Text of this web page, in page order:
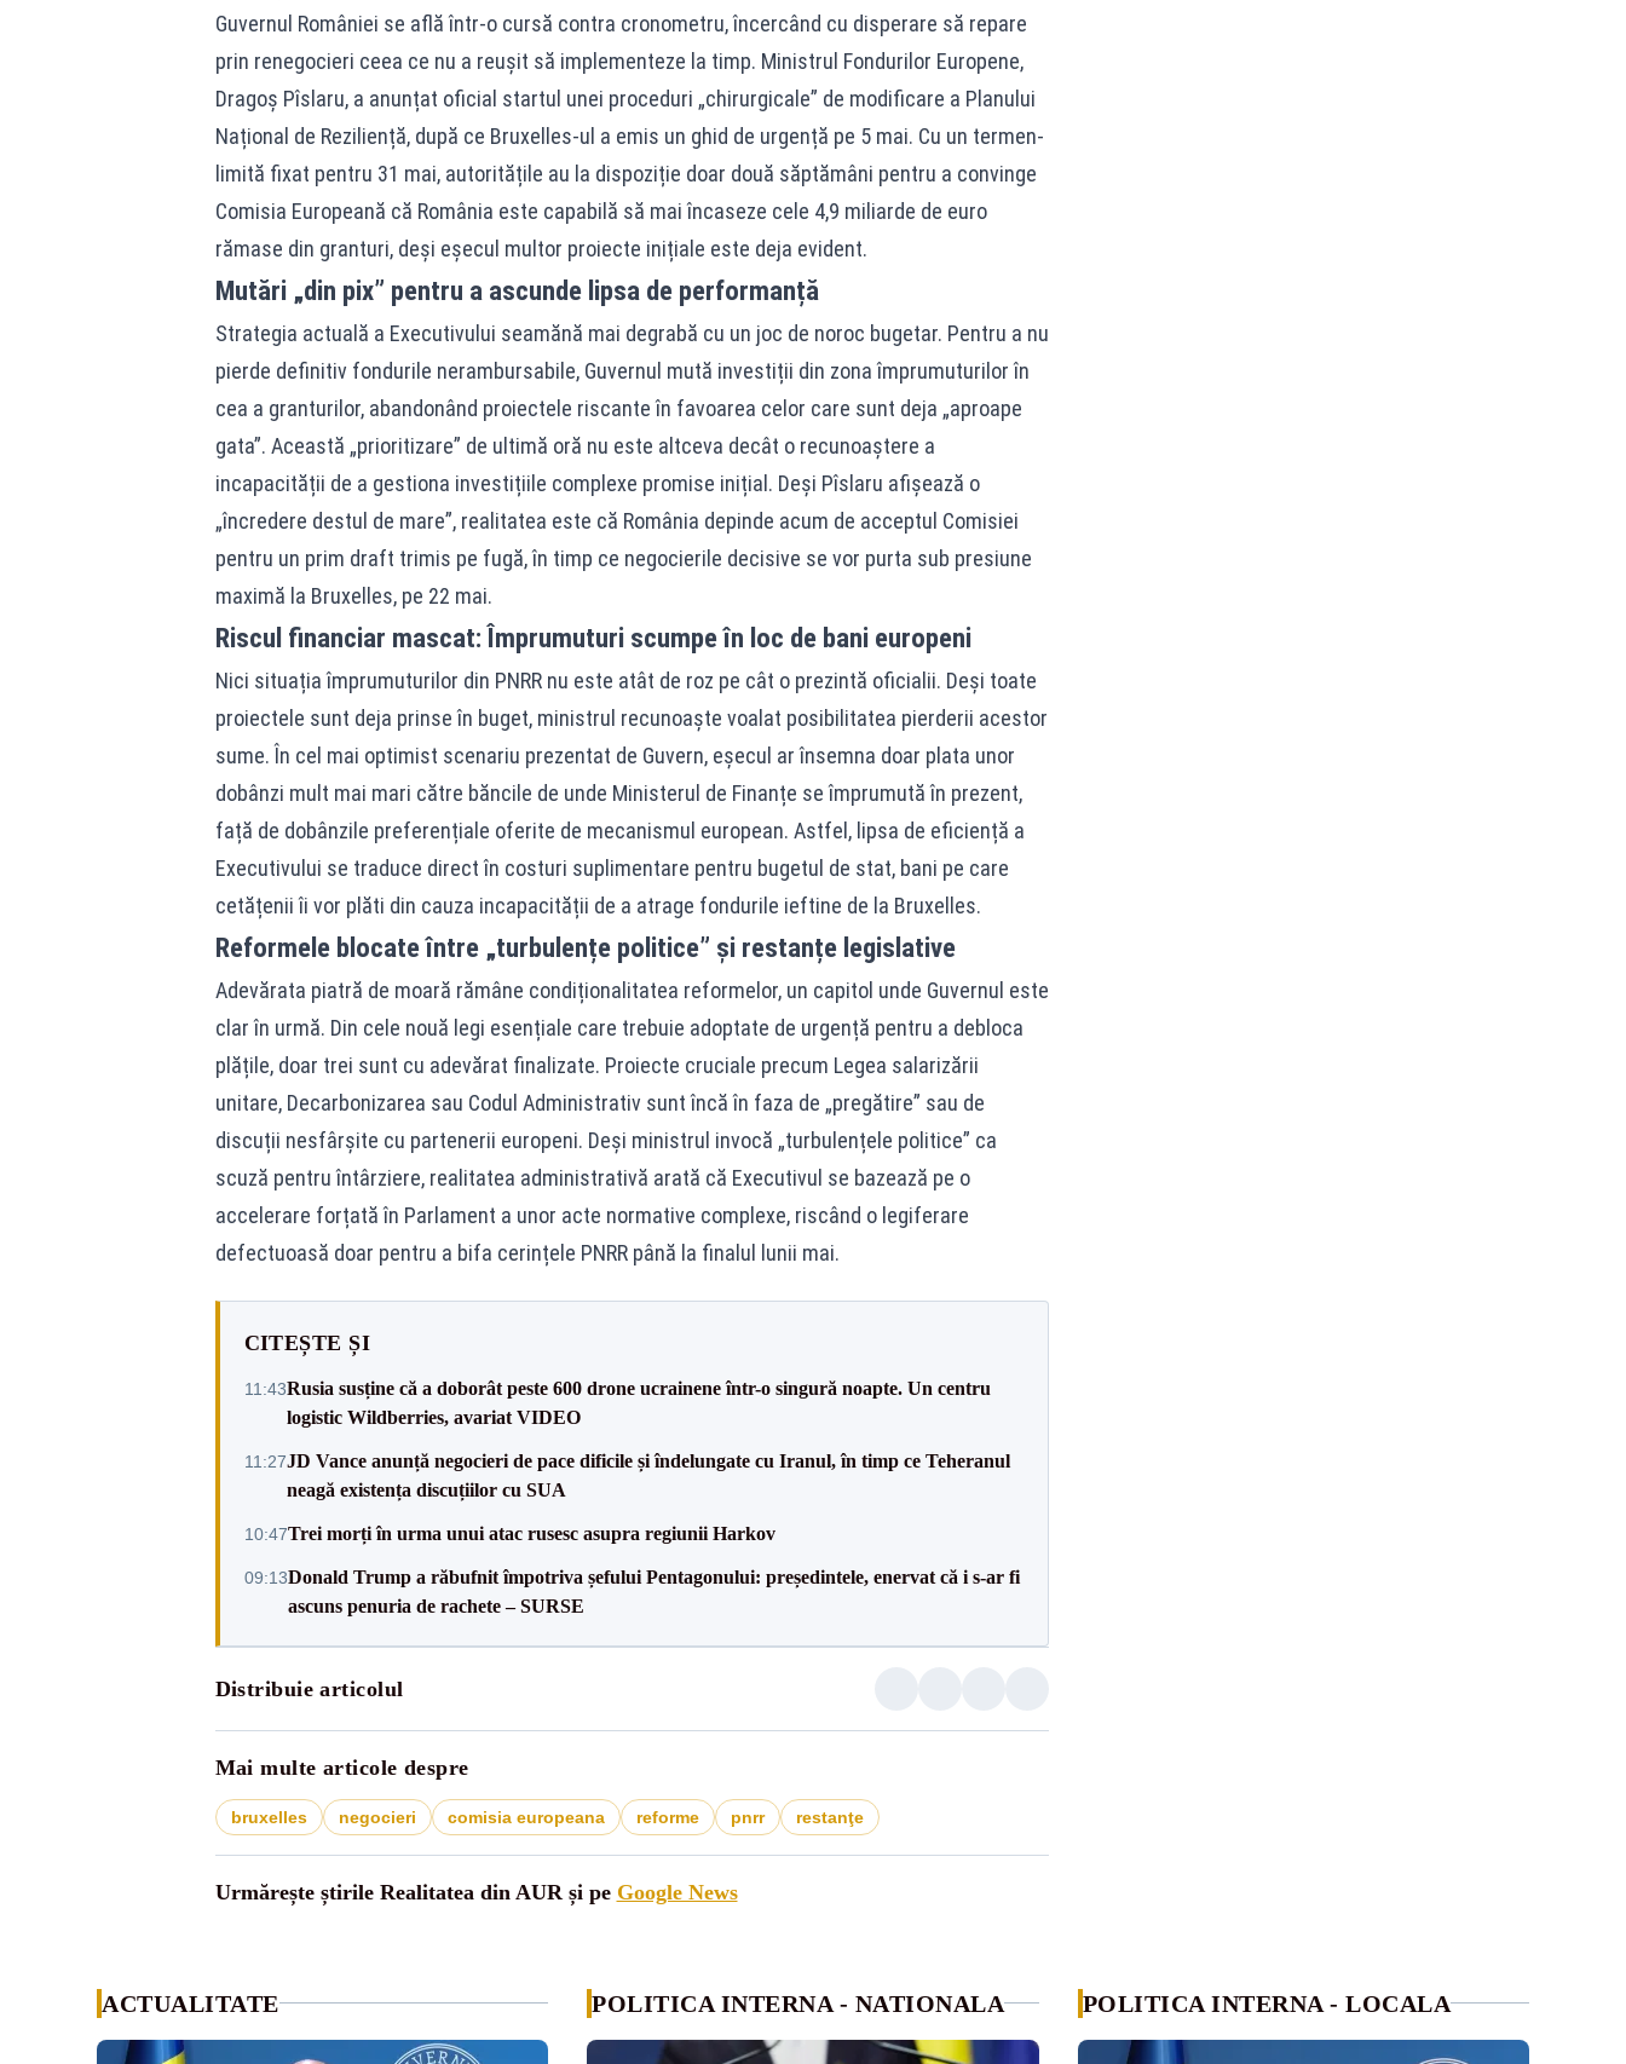
Guvernul României se află într-o cursă contra cronometru, încercând cu disperare să repare
prin renegocieri ceea ce nu a reușit să implementeze la timp. Ministrul Fondurilor Europene,
Dragoș Pîslaru, a anunțat oficial startul unei proceduri „chirurgicale” de modificare a Planului
Național de Reziliență, după ce Bruxelles-ul a emis un ghid de urgență pe 5 mai. Cu un termen-
limită fixat pentru 31 mai, autoritățile au la dispoziție doar două săptămâni pentru a convinge
Comisia Europeană că România este capabilă să mai încaseze cele 4,9 miliarde de euro
rămase din granturi, deși eșecul multor proiecte inițiale este deja evident.
Mutări „din pix” pentru a ascunde lipsa de performanță
Strategia actuală a Executivului seamănă mai degrabă cu un joc de noroc bugetar. Pentru a nu
pierde definitiv fondurile nerambursabile, Guvernul mută investiții din zona împrumuturilor în
cea a granturilor, abandonând proiectele riscante în favoarea celor care sunt deja „aproape
gata”. Această „prioritizare” de ultimă oră nu este altceva decât o recunoaștere a
incapacității de a gestiona investițiile complexe promise inițial. Deși Pîslaru afișează o
„încredere destul de mare”, realitatea este că România depinde acum de acceptul Comisiei
pentru un prim draft trimis pe fugă, în timp ce negocierile decisive se vor purta sub presiune
maximă la Bruxelles, pe 22 mai.
Riscul financiar mascat: Împrumuturi scumpe în loc de bani europeni
Nici situația împrumuturilor din PNRR nu este atât de roz pe cât o prezintă oficialii. Deși toate
proiectele sunt deja prinse în buget, ministrul recunoaște voalat posibilitatea pierderii acestor
sume. În cel mai optimist scenariu prezentat de Guvern, eșecul ar însemna doar plata unor
dobânzi mult mai mari către băncile de unde Ministerul de Finanțe se împrumută în prezent,
față de dobânzile preferențiale oferite de mecanismul european. Astfel, lipsa de eficiență a
Executivului se traduce direct în costuri suplimentare pentru bugetul de stat, bani pe care
cetățenii îi vor plăti din cauza incapacității de a atrage fondurile ieftine de la Bruxelles.
Reformele blocate între „turbulențe politice” și restanțe legislative
Adevărata piatră de moară rămâne condiționalitatea reformelor, un capitol unde Guvernul este
clar în urmă. Din cele nouă legi esențiale care trebuie adoptate de urgență pentru a debloca
plățile, doar trei sunt cu adevărat finalizate. Proiecte cruciale precum Legea salarizării
unitare, Decarbonizarea sau Codul Administrativ sunt încă în faza de „pregătire” sau de
discuții nesfârșite cu partenerii europeni. Deși ministrul invocă „turbulențele politice” ca
scuză pentru întârziere, realitatea administrativă arată că Executivul se bazează pe o
accelerare forțată în Parlament a unor acte normative complexe, riscând o legiferare
defectuoasă doar pentru a bifa cerințele PNRR până la finalul lunii mai.
CITEȘTE ȘI
11:43Rusia susține că a doborât peste 600 drone ucrainene într-o singură noapte. Un centru
logistic Wildberries, avariat VIDEO
11:27JD Vance anunță negocieri de pace dificile și îndelungate cu Iranul, în timp ce Teheranul
neagă existența discuțiilor cu SUA
10:47Trei morți în urma unui atac rusesc asupra regiunii Harkov
09:13Donald Trump a răbufnit împotriva șefului Pentagonului: președintele, enervat că i s-ar fi
ascuns penuria de rachete – SURSE
Distribuie articolul
Mai multe articole despre
bruxelles negocieri comisia europeana reforme pnrr restanţe
Urmărește știrile Realitatea din AUR și pe Google News
ACTUALITATE POLITICA INTERNA - NATIONALA POLITICA INTERNA - LOCALA